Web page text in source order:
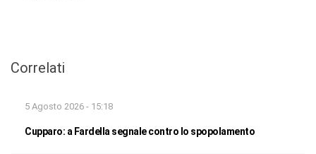
Correlati
5 Agosto 2026 - 15:18
Cupparo: a Fardella segnale contro lo spopolamento